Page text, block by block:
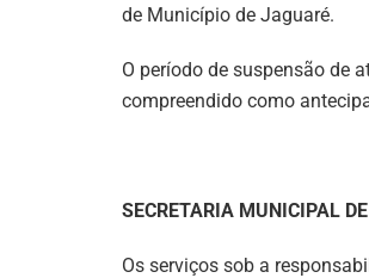
de Município de Jaguaré.
O período de suspensão de
compreendido como
SECRETARIA MUNICIPAL
Os serviços sob a